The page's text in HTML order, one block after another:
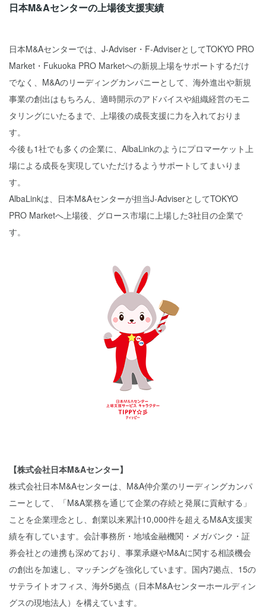
日本M&Aセンターの上場後支援実績
日本M&Aセンターでは、J-Adviser・F-AdviserとしてTOKYO PRO
Market・Fukuoka PRO Marketへの新規上場をサポートするだけ
でなく、M&Aのリーディングカンパニーとして、海外進出や新規
事業の創出はもちろん、適時開示のアドバイスや組織経営のモニ
タリングにいたるまで、上場後の成長支援に力を入れておりま
す。
今後も1社でも多くの企業に、AlbaLinkのようにプロマーケット上
場による成長を実現していただけるようサポートしてまいりま
す。
AlbaLinkは、日本M&Aセンターが担当J-AdviserとしてTOKYO
PRO Marketへ上場後、グロース市場に上場した3社目の企業で
す。
【株式会社日本M&Aセンター】
株式会社日本M&Aセンターは、M&A仲介業のリーディングカンパ
ニーとして、「M&A業務を通じて企業の存続と発展に貢献する」
ことを企業理念とし、創業以来累計10,000件を超えるM&A支援実
績を有しています。会計事務所・地域金融機関・メガバンク・証
券会社との連携も深めており、事業承継やM&Aに関する相談機会
の創出を加速し、マッチングを強化しています。国内7拠点、15の
サテライトオフィス、海外5拠点（日本M&Aセンターホールディン
グスの現地法人）を構えています。